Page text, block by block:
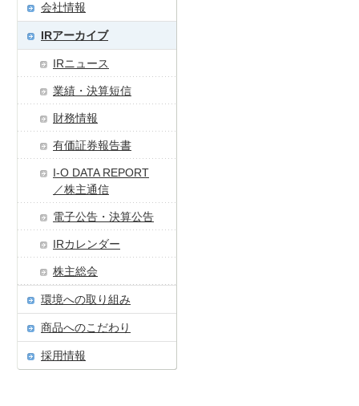
会社情報
IRアーカイブ
IRニュース
業績・決算短信
財務情報
有価証券報告書
I-O DATA REPORT
／株主通信
電子公告・決算公告
IRカレンダー
株主総会
環境への取り組み
商品へのこだわり
採用情報